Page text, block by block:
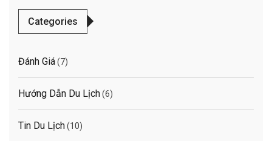
Categories
Đánh Giá(7)
Hướng Dẫn Du Lịch(6)
Tin Du Lịch(10)